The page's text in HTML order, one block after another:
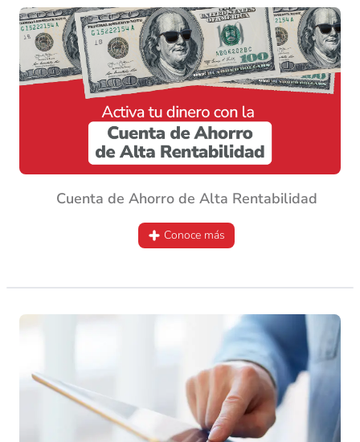
Cuenta de Ahorro de Alta Rentabilidad
Conoce más